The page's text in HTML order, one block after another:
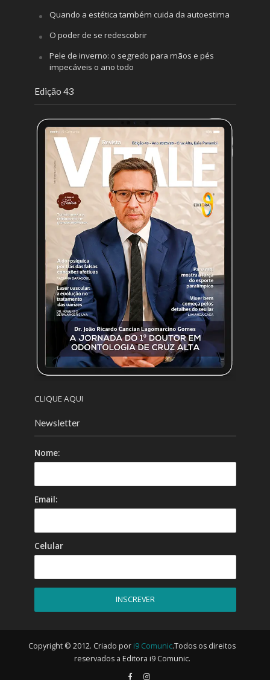
Quando a estética também cuida da autoestima
O poder de se redescobrir
Pele de inverno: o segredo para mãos e pés
impecáveis o ano todo
Edição 43
CLIQUE AQUI
Newsletter
Nome:
Email:
Celular
Copyright © 2012. Criado por i9 Comunic.Todos os direitos
reservados a Editora i9 Comunic.